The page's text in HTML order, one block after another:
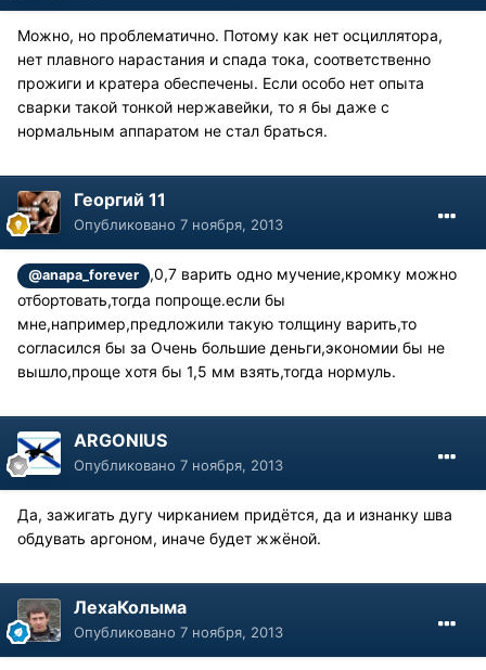
Можно, но проблематично. Потому как нет осциллятора,
нет плавного нарастания и спада тока, соответственно
прожиги и кратера обеспечены. Если особо нет опыта
сварки такой тонкой нержавейки, то я бы даже с
нормальным аппаратом не стал браться.
Георгий 11
Опубликовано 7 ноября, 2013
@anapa_forever
,0,7 варить одно мучение,кромку можно
отбортовать,тогда попроще.если бы
мне,например,предложили такую толщину варить,то
согласился бы за Очень большие деньги,экономии бы не
вышло,проще хотя бы 1,5 мм взять,тогда нормуль.
ARGONIUS
Опубликовано 7 ноября, 2013
Да, зажигать дугу чирканием придётся, да и изнанку шва
обдувать аргоном, иначе будет жжёной.
ЛехаКолыма
Опубликовано 7 ноября, 2013